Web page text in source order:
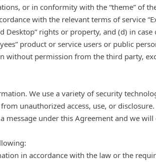
or in conformity with the “theme” of
with the relevant terms of service
Desktop” rights or property, and (d) in case
product or service users or public
without permission from the third party,
We use a variety of security
unauthorized access, use, or
message under this Agreement and we
in accordance with the law or the